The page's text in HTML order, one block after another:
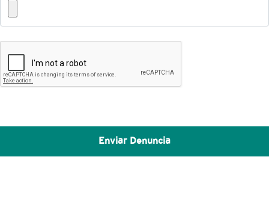
Enviar Denuncia